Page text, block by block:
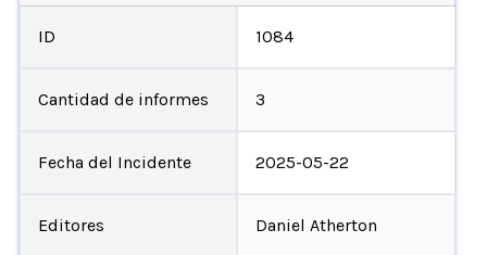
ID 1084
Cantidad de informes 3
Fecha del Incidente 2025-05-22
Editores Daniel Atherton